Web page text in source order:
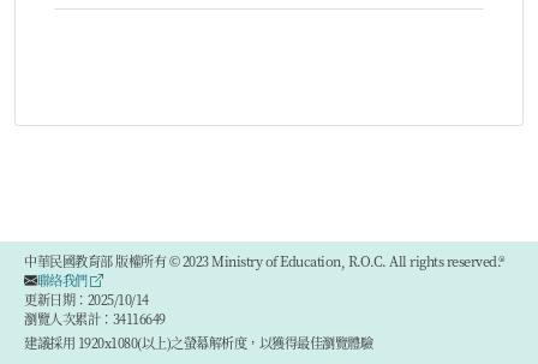
中華民國教育部 版權所有 © 2023 Ministry of Education, R.O.C. All rights reserved.®
聯絡我們
更新日期：2025/10/14
瀏覽人次累計：34116649
建議採用 1920x1080(以上)之螢幕解析度，以獲得最佳瀏覽體驗